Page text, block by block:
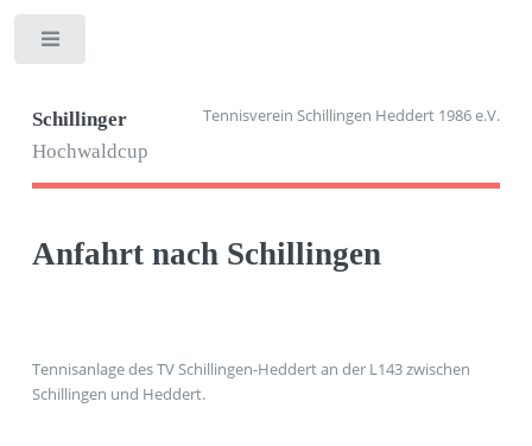
Schillinger
Hochwaldcup
Tennisverein Schillingen Heddert 1986 e.V.
Anfahrt nach Schillingen
Tennisanlage des TV Schillingen-Heddert an der L143 zwischen
Schillingen und Heddert.